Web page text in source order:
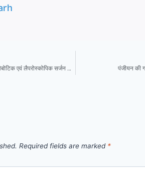
29 नवंबर को बसना में उपलब्ध रहेंगे प्रख्यात रोबोटिक एवं लैपरोस्कोपिक सर्जन डॉ. संदीप दवे पंजीयन की
Required fields are marked *